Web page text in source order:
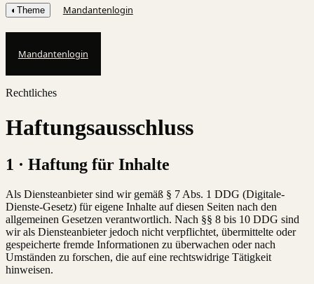
◐ Theme Mandantenlogin
Mandantenlogin
Rechtliches
Haftungsausschluss
1 · Haftung für Inhalte
Als Diensteanbieter sind wir gemäß § 7 Abs. 1 DDG (Digitale-
Dienste-Gesetz) für eigene Inhalte auf diesen Seiten nach den
allgemeinen Gesetzen verantwortlich. Nach §§ 8 bis 10 DDG sind
wir als Diensteanbieter jedoch nicht verpflichtet, übermittelte oder
gespeicherte fremde Informationen zu überwachen oder nach
Umständen zu forschen, die auf eine rechtswidrige Tätigkeit
hinweisen.